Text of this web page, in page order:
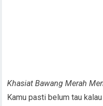
Khasiat Bawang Merah
Kamu pasti belum tau